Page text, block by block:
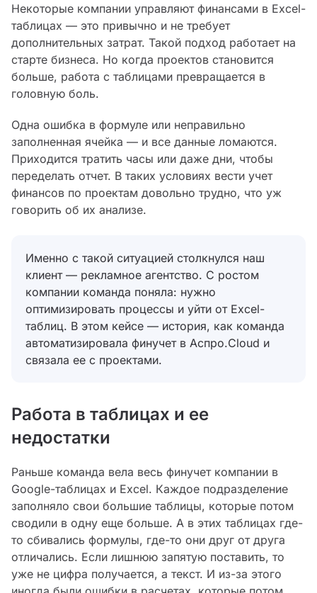
Некоторые компании управляют финансами в Excel-
таблицах — это привычно и не требует
дополнительных затрат. Такой подход работает на
старте бизнеса. Но когда проектов становится
больше, работа с таблицами превращается в
головную боль.
Одна ошибка в формуле или неправильно
заполненная ячейка — и все данные ломаются.
Приходится тратить часы или даже дни, чтобы
переделать отчет. В таких условиях вести учет
финансов по проектам довольно трудно, что уж
говорить об их анализе.
Именно с такой ситуацией столкнулся наш
клиент — рекламное агентство. С ростом
компании команда поняла: нужно
оптимизировать процессы и уйти от Excel-
таблиц. В этом кейсе — история, как команда
автоматизировала финучет в Аспро.Cloud и
связала ее с проектами.
Работа в таблицах и ее
недостатки
Раньше команда вела весь финучет компании в
Google-таблицах и Excel. Каждое подразделение
заполняло свои большие таблицы, которые потом
сводили в одну еще больше. А в этих таблицах где-
то сбивались формулы, где-то они друг от друга
отличались. Если лишнюю запятую поставить, то
уже не цифра получается, а текст. И из-за этого